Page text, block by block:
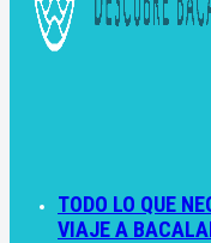
TODO LO QUE
VIAJE A